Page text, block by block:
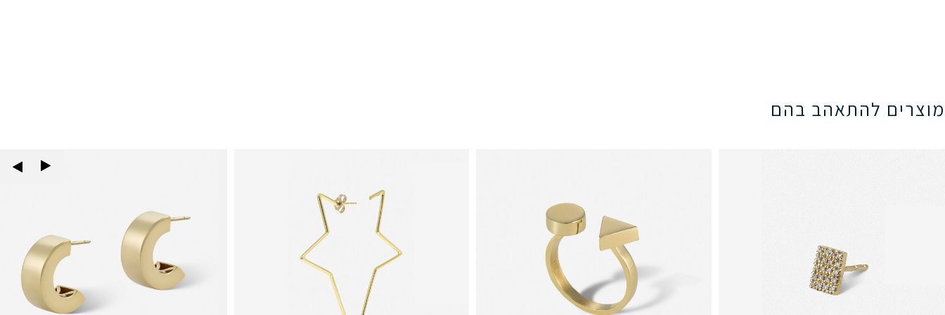
מוצרים להתאהב בהם